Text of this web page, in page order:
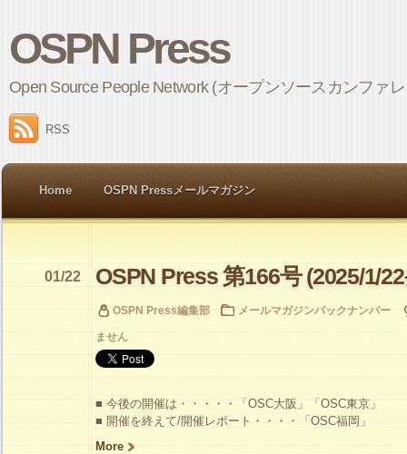
OSPN Press
Open Source People Network (オープンソースカンファ
RSS
Home OSPN Pressメールマガジン
OSPN Press 第166号 (2025/1/
01/22
OSPN Press編集部 メールマガジンバックナンバー
ません
■ 今後の開催は・・・・・「OSC大阪」「OSC東京」
■ 開催を終えて/開催レポート・・・・「OSC福岡」
More